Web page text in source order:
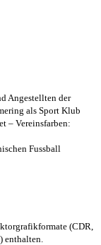
Angestellten der
als Sport Klub
– Vereinsfarben:
Fussball
(CDR,
enthalten.